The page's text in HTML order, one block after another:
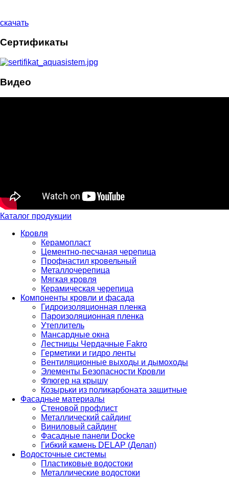
скачать
Сертификаты
Видео
Каталог продукции
Кровля
Керамопласт
Цементно-песчаная черепица
Профнастил кровельный
Металлочерепица
Мягкая кровля
Керамическая черепица
Компоненты кровли и фасада
Гидроизоляционная пленка
Пароизоляционная пленка
Утеплитель
Мансардные окна
Лестницы Чердачные Fakro
Герметики и гидро ленты
Вентиляционные выходы и дымоходы
Элементы Безопасности Кровли
Флюгер на крышу
Козырьки из поликарбоната защитные
Фасадные материалы
Стеновой профлист
Металлический сайдинг
Виниловый сайдинг
Фасадные панели Docke
Гибкий камень DELAP (Делап)
Водосточные системы
Пластиковые водостоки
Металлические водостоки